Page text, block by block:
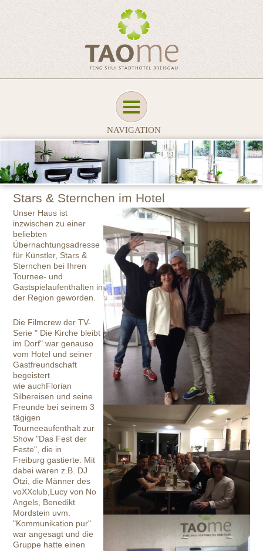
NAVIGATION
Stars & Sternchen im Hotel
Unser Haus ist
inzwischen zu einer
beliebten
Übernachtungsadresse
für Künstler, Stars &
Sternchen bei Ihren
Tournee- und
Gastspielaufenthalten in
der Region geworden.
Die Filmcrew der TV-
Serie " Die Kirche bleibt
im Dorf" war genauso
vom Hotel und seiner
Gastfreundschaft
begeistert
wie auchFlorian
Silbereisen und seine
Freunde bei seinem 3
tägigen
Tourneeaufenthalt zur
Show "Das Fest der
Feste", die in
Freiburg gastierte. Mit
dabei waren z.B. DJ
Ötzi, die Männer des
voXXclub,Lucy von No
Angels, Benedikt
Mordstein uvm.
"Kommunikation pur"
war angesagt und die
Gruppe hatte einen